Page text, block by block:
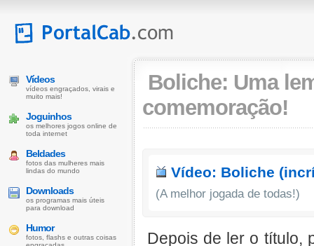
Boliche: Uma
comemoração!
Vídeo: Boliche
(A melhor jogada de todas!)
Depois de ler o título,
Vídeos
vídeos engraçados, virais e
muito mais!
Joguinhos
os melhores jogos online de
toda internet
Beldades
fotos das mulheres mais
lindas do mundo
Downloads
os programas mais úteis
para download
Humor
fotos, flashs e outras coisas